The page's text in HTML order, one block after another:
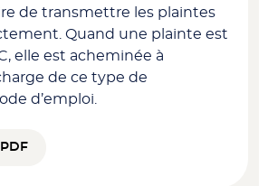
de transmettre les plaintes
Quand une plainte est
elle est acheminée à
de ce type de
d’emploi.